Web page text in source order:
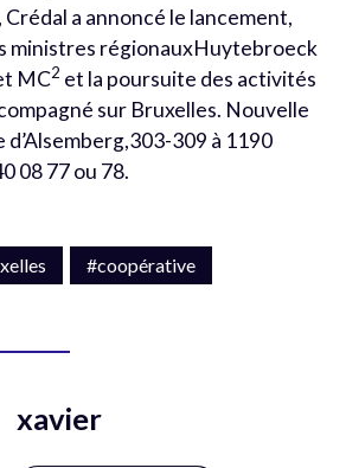
a annoncé le lancement,
ministres régionauxHuytebroeck
MC2 et la poursuite des activités
sur Bruxelles. Nouvelle
d’Alsemberg,303-309 à 1190
08 77 ou 78.
#coopérative
xavier